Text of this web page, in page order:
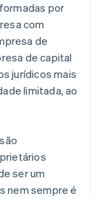
por
com
de
de capital
jurídicos mais
limitada, ao
são
ser um
nem sempre é